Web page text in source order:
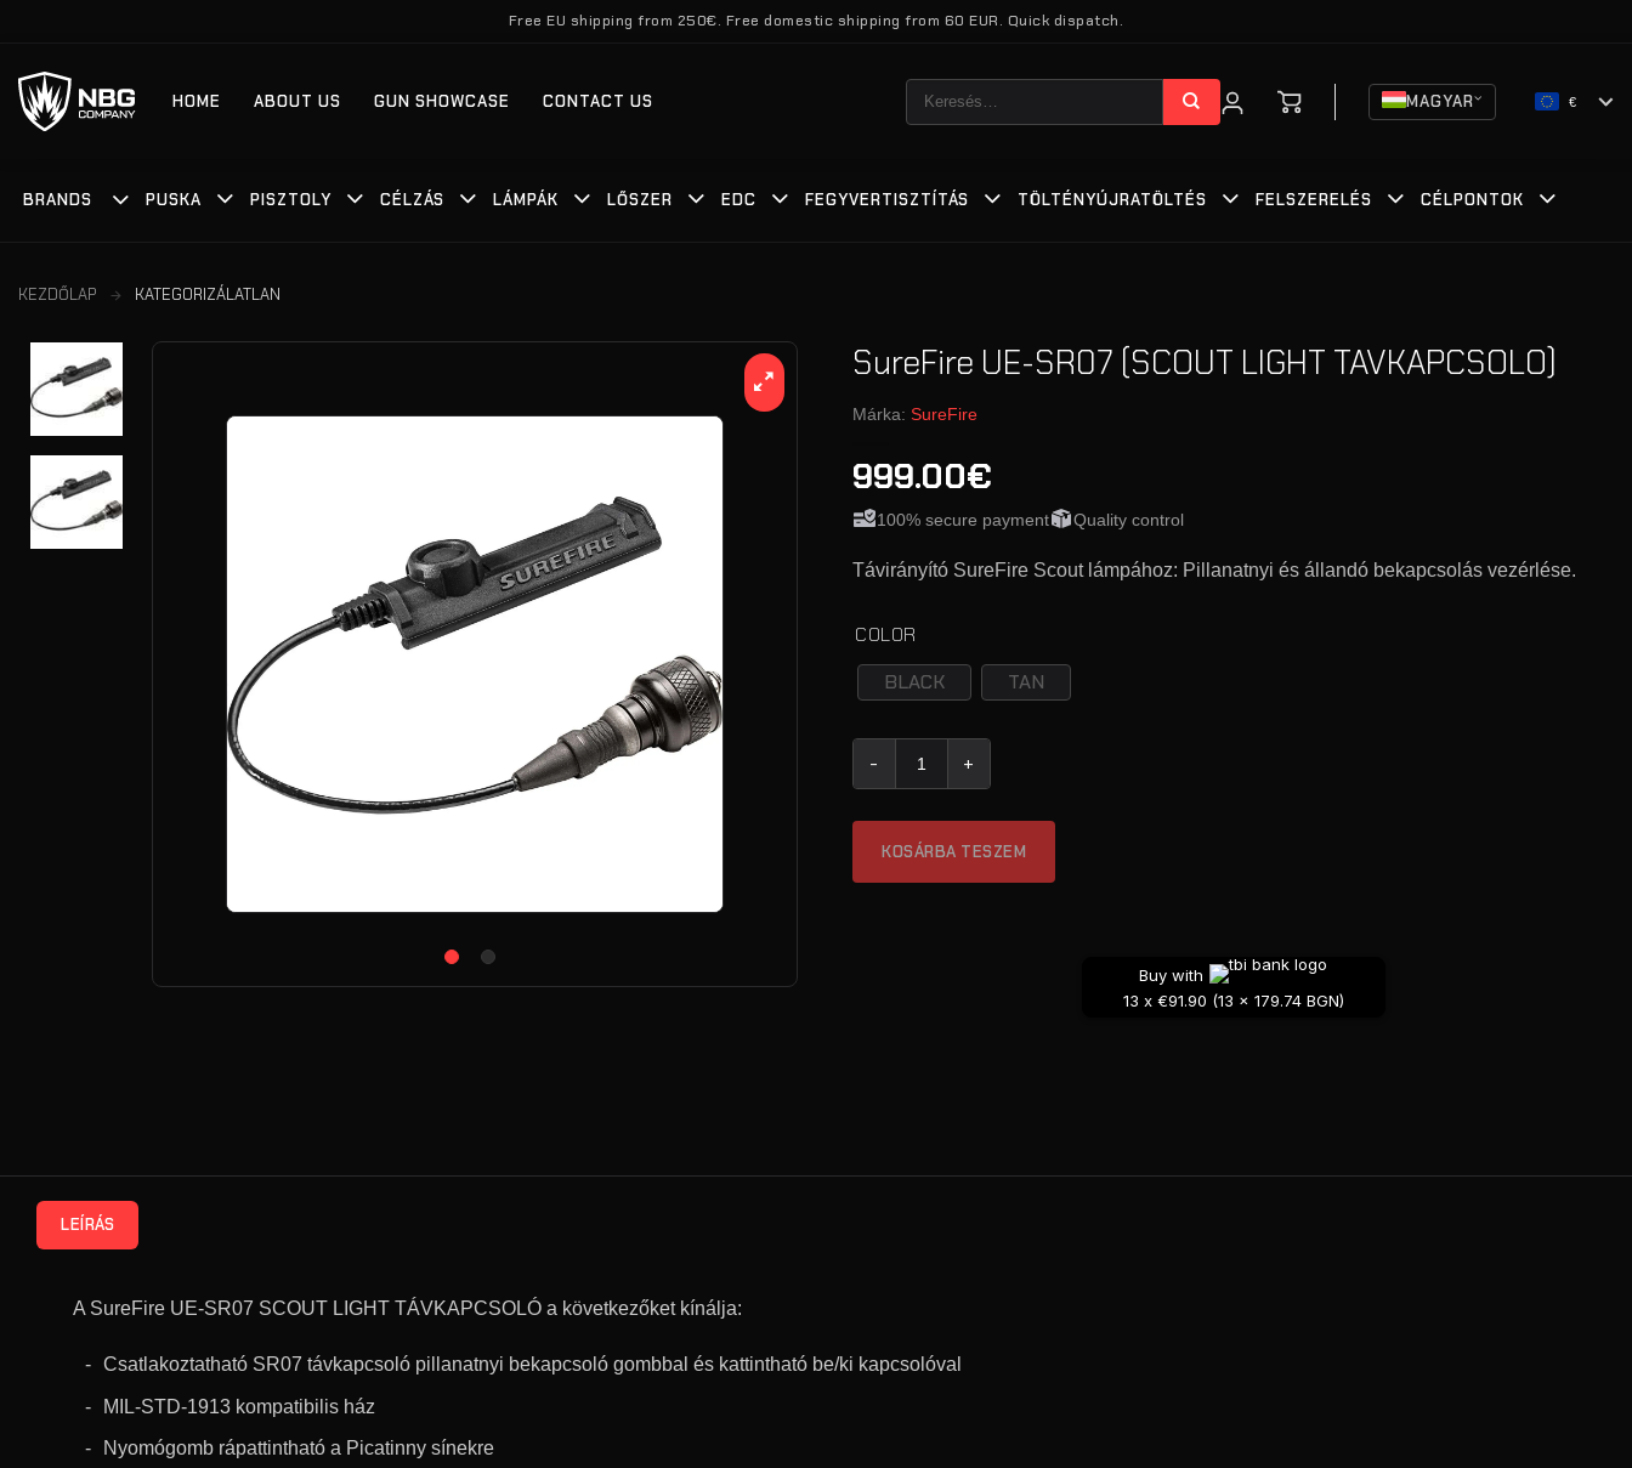
content
Free EU shipping from 250€. Free domestic shipping from 60 EUR. Quick dispatch.
HOME ABOUT US GUN SHOWCASE CONTACT US
Keresés
MAGYAR €
BRANDS PUSKA PISZTOLY CÉLZÁS LÁMPÁK LŐSZER EDC FEGYVERTISZTÍTÁS TÖLTÉNYÚJRATÖLTÉS FELSZERELÉS CÉLPONTOK
KEZDŐLAP KATEGORIZÁLATLAN
SureFire UE-SR07 (SCOUT LIGHT TAVKAPCSOLO)
Márka: SureFire
999.00€
100% secure payment Quality control
Távirányító SureFire Scout lámpához: Pillanatnyi és állandó bekapcsolás vezérlése.
COLOR
BLACK
TAN
KOSÁRBA TESZEM
Buy with
13 x €91.90 (13 x 179.74 BGN)
LEÍRÁS
A SureFire UE-SR07 SCOUT LIGHT TÁVKAPCSOLÓ a következőket kínálja:
Csatlakoztatható SR07 távkapcsoló pillanatnyi bekapcsoló gombbal és kattintható be/ki kapcsolóval
MIL-STD-1913 kompatibilis ház
Nyomógomb rápattintható a Picatinny sínekre